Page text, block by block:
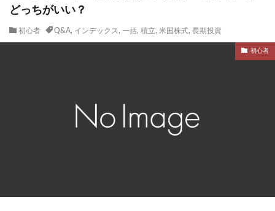
どっちがいい？
初心者 Q&A, インデックス , 一括, 積立, 米国株式, 長期投資
初心者